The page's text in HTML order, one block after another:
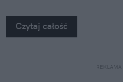
na własne oczy zobaczyć,
sobie z takimi uszkodzeniami.
Czytaj całość
REKLAMA